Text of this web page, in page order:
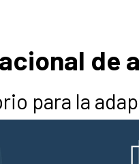
de
para la